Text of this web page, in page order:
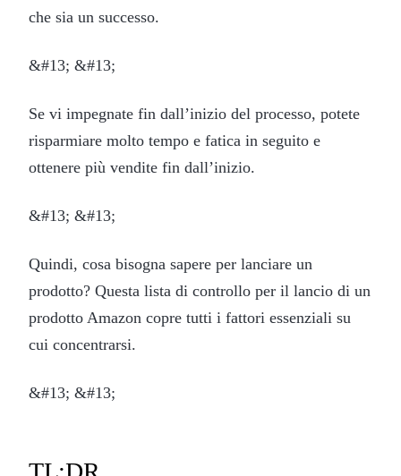
che sia un successo.
&#13; &#13;
Se vi impegnate fin dall’inizio del processo, potete
risparmiare molto tempo e fatica in seguito e
ottenere più vendite fin dall’inizio.
&#13; &#13;
Quindi, cosa bisogna sapere per lanciare un
prodotto? Questa lista di controllo per il lancio di un
prodotto Amazon copre tutti i fattori essenziali su
cui concentrarsi.
&#13; &#13;